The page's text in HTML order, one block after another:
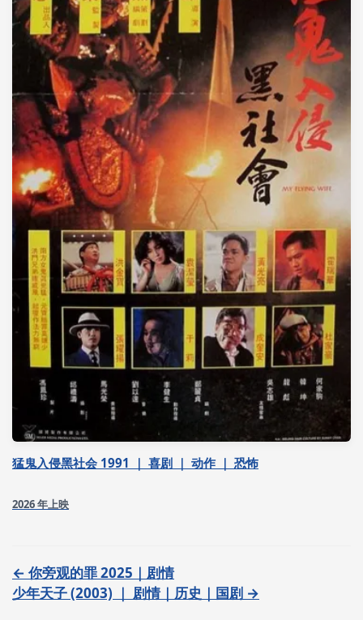
猛鬼入侵黑社会 1991 ｜ 喜剧 ｜ 动作 ｜ 恐怖
2026 年上映
← 你旁观的罪 2025｜剧情
少年天子 (2003) ｜ 剧情｜历史｜国剧 →